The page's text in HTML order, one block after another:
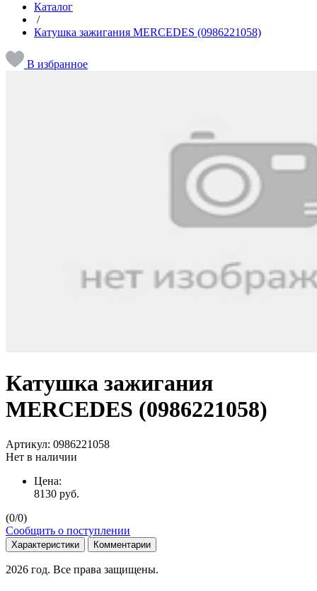
Каталог
/
Катушка зажигания MERCEDES (0986221058)
В избранное
Катушка зажигания
MERCEDES (0986221058)
Артикул: 0986221058
Нет в наличии
Цена:
8130 руб.
(0/0)
Сообщить о поступлении
Характеристики Комментарии
2026 год. Все права защищены.